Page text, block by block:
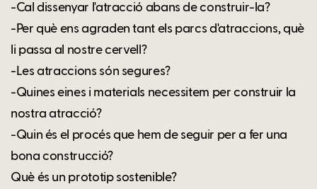
-Cal dissenyar l'atracció abans de construir-la?
-Per què ens agraden tant els parcs d'atraccions, què
li passa al nostre cervell?
-Les atraccions són segures?
-Quines eines i materials necessitem per construir la
nostra atracció?
-Quin és el procés que hem de seguir per a fer una
bona construcció?
Què és un prototip sostenible?